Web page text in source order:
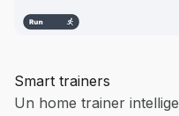
Smart trainers
Un home trainer